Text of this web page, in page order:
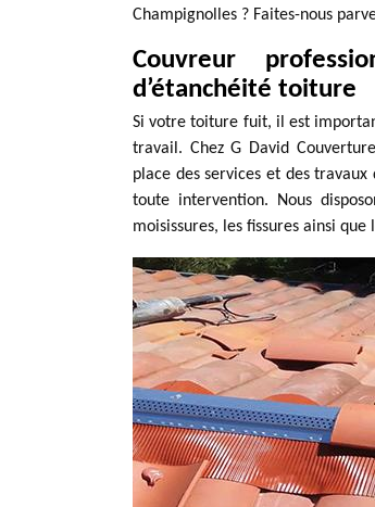
Champignolles ? Faites-nous
Couvreur
d’étanchéité toiture
Si votre toiture fuit, il est
travail. Chez G David
place des services et des
toute intervention. Nous
moisissures, les fissures ainsi